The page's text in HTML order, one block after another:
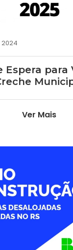
Espera para
Ver Mais